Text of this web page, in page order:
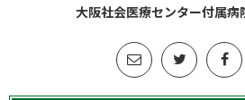
大阪社会医療センター付属病